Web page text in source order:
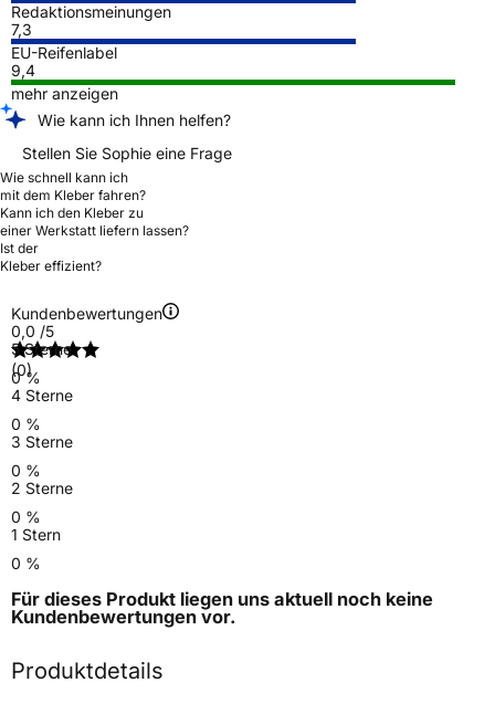
Redaktionsmeinungen
7,3
EU-Reifenlabel
9,4
mehr anzeigen
Wie kann ich Ihnen helfen?
Stellen Sie Sophie eine Frage
Wie schnell kann ich
mit dem Kleber fahren?
Kann ich den Kleber zu
einer Werkstatt liefern lassen?
Ist der
Kleber effizient?
Kundenbewertungen
0,0 /5
(0)
5 Sterne
0 %
4 Sterne
0 %
3 Sterne
0 %
2 Sterne
0 %
1 Stern
0 %
Für dieses Produkt liegen uns aktuell noch keine
Kundenbewertungen vor.
Produktdetails